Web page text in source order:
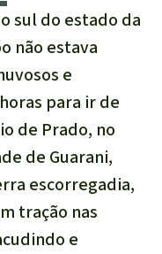
sul do estado da
não estava
e
para ir de
de Prado, no
de Guarani,
escorregadia,
tração nas
e